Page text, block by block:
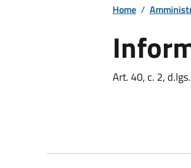
Home /
Art. 40, c. 2,